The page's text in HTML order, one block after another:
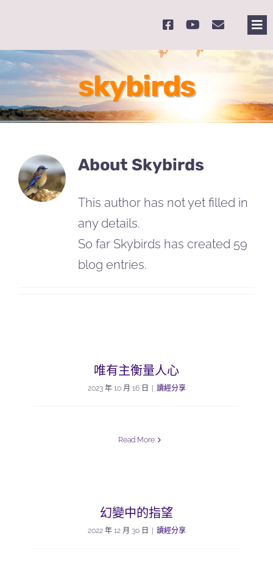
content
skybirds
About Skybirds
This author has not yet filled in
any details.
So far Skybirds has created 59
blog entries.
唯有主衡量人心
2023 年 10 月 16 日 讀經分享
Read More
幻變中的指望
2022 年 12 月 30 日 讀經分享